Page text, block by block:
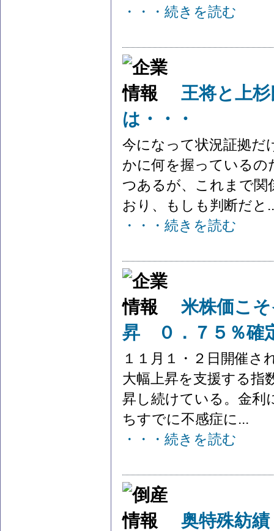
・・・続きを読む
王将と上
は・・・
今になって状況証拠だ
かに何を握っているの
つあるが、これまで関
おり、もしも判断だと
・・・続きを読む
米株価こ
昇 ０．７５％確
１１月１・２日開催さ
大幅上昇を支援する指
昇し続けている。金利
ちすでに不感症に...
・・・続きを読む
奥特殊紡